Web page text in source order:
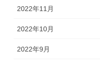
2022年11月
2022年10月
2022年9月